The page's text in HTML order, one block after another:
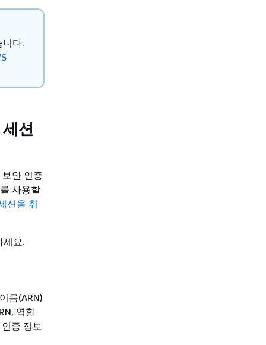
니다.
션
안 인증
사용할
션을 취
세요.
름(ARN)
역할
증 정보